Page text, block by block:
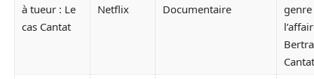
à tueur : Le
cas Cantat
Netflix Documentaire